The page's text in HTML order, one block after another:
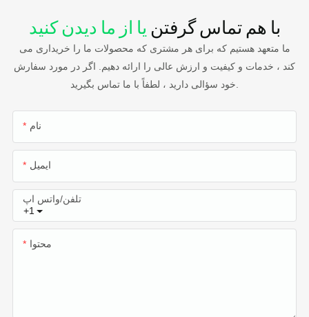
با هم تماس گرفتن یا از ما دیدن کنید
ما متعهد هستیم که برای هر مشتری که محصولات ما را خریداری می
کند ، خدمات و کیفیت و ارزش عالی را ارائه دهیم. اگر در مورد سفارش
نام
ایمیل
+1
تلفن/واتس اپ
محتوا